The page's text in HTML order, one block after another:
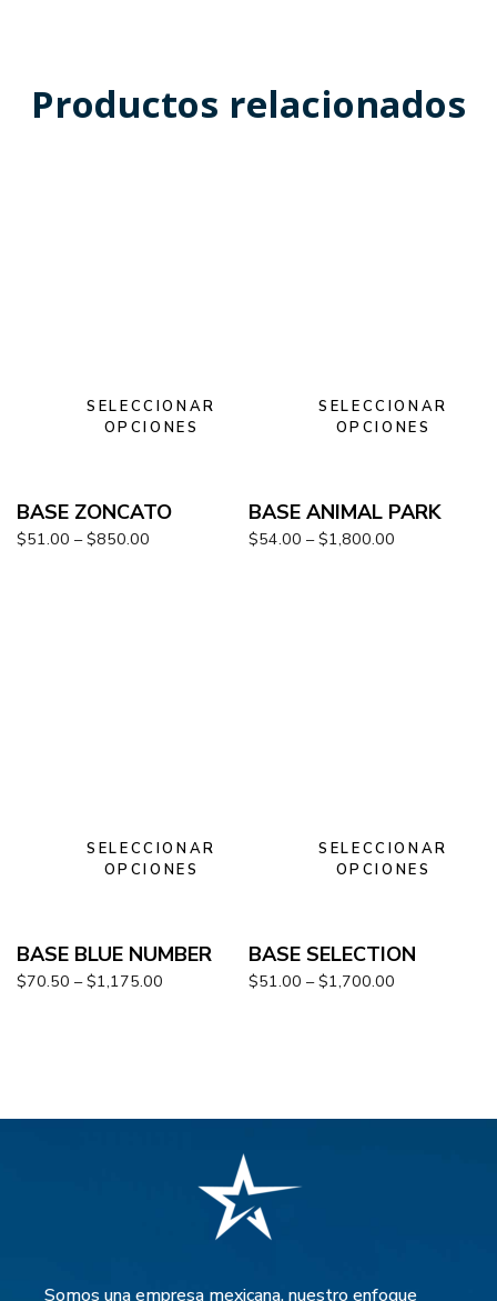
Productos relacionados
SELECCIONAR
OPCIONES
BASE ZONCATO
$51.00 – $850.00
SELECCIONAR
OPCIONES
BASE ANIMAL PARK
$54.00 – $1,800.00
SELECCIONAR
OPCIONES
BASE BLUE NUMBER
$70.50 – $1,175.00
SELECCIONAR
OPCIONES
BASE SELECTION
$51.00 – $1,700.00
Somos una empresa mexicana, nuestro enfoque